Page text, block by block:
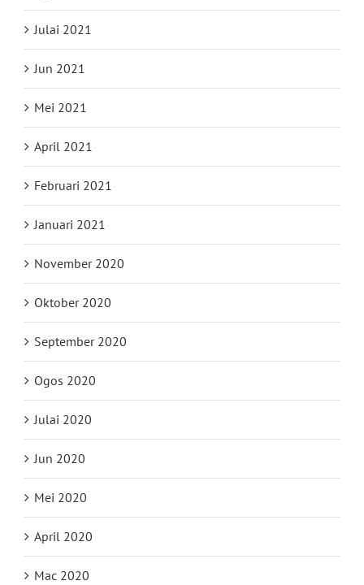
Julai 2021
Jun 2021
Mei 2021
April 2021
Februari 2021
Januari 2021
November 2020
Oktober 2020
September 2020
Ogos 2020
Julai 2020
Jun 2020
Mei 2020
April 2020
Mac 2020